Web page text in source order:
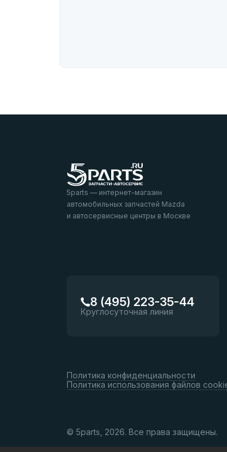
5parts — интернет-магазин
автомобильных запчастей Mazda
и автосервисные центры в Москве
8 (495) 223-35-44
Круглосуточная линия
Политика конфиденциальности
Политика использования файлов
© 5parts, 2026. Все права защищены.